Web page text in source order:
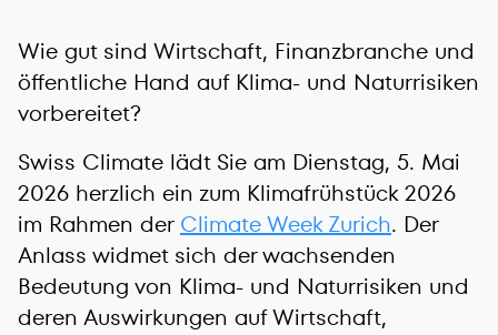
Wie gut sind Wirtschaft, Finanzbranche und
öffentliche Hand auf Klima- und Naturrisiken
vorbereitet?
Swiss Climate lädt Sie am Dienstag, 5. Mai
2026 herzlich ein zum Klimafrühstück 2026
im Rahmen der Climate Week Zurich. Der
Anlass widmet sich der wachsenden
Bedeutung von Klima- und Naturrisiken und
deren Auswirkungen auf Wirtschaft,